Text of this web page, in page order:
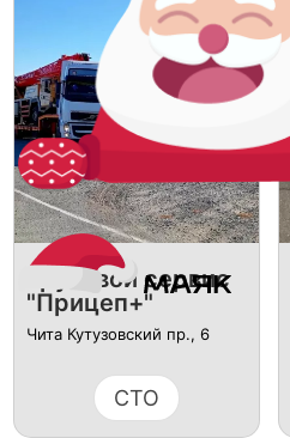
Грузовой сервис
"Прицеп+"
Чита Кутузовский пр., 6
СТО